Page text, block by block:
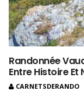
Randonnée
Entre Histoire Et
CARNETSDERANDO